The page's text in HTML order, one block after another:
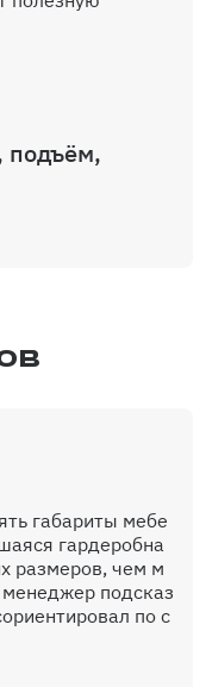
ручек
до 600 мм
от 600 до
подъём,
габариты мебе
гардеробна
размеров, чем м
подсказ
по с